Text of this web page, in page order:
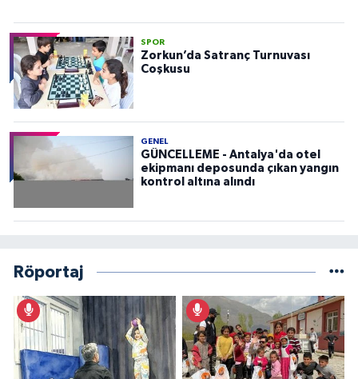
SPOR
Zorkun’da Satranç Turnuvası
Coşkusu
GENEL
GÜNCELLEME - Antalya'da otel
ekipmanı deposunda çıkan yangın
kontrol altına alındı
Röportaj